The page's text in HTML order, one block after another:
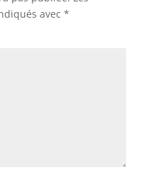
avec *